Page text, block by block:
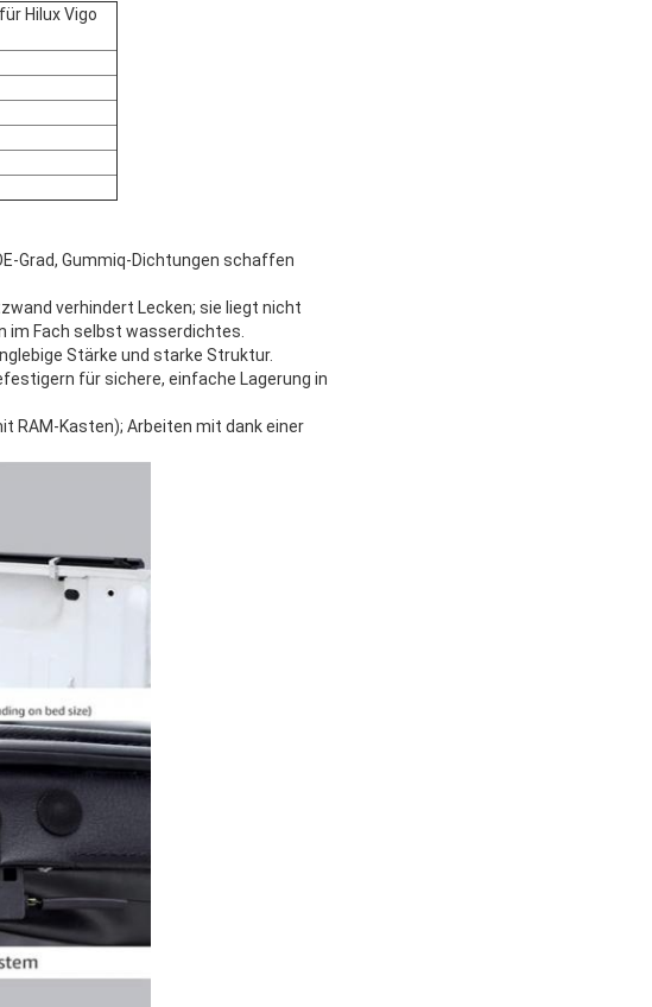
Hilux Vigo
Grad, Gummiq-Dichtungen schaffen
verhindert Lecken; sie liegt nicht
im Fach selbst wasserdichtes.
Stärke und starke Struktur.
für sichere, einfache Lagerung in
RAM-Kasten); Arbeiten mit dank einer